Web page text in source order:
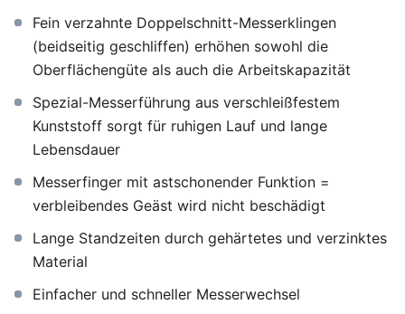
Fein verzahnte Doppelschnitt-Messerklingen
(beidseitig geschliffen) erhöhen sowohl die
Oberflächengüte als auch die Arbeitskapazität
Spezial-Messerführung aus verschleißfestem
Kunststoff sorgt für ruhigen Lauf und lange
Lebensdauer
Messerfinger mit astschonender Funktion =
verbleibendes Geäst wird nicht beschädigt
Lange Standzeiten durch gehärtetes und verzinktes
Material
Einfacher und schneller Messerwechsel